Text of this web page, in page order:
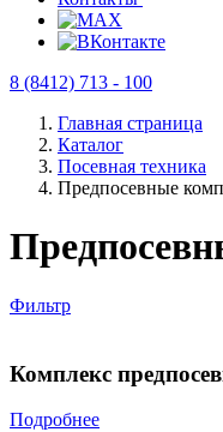
8 (8412) 713 - 100
Главная страница
Каталог
Посевная техника
Предпосевные
Фильтр
Комплекс
Подробнее